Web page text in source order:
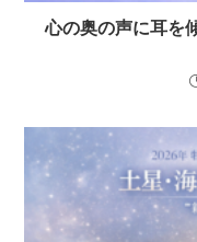
心の奥の声に耳を